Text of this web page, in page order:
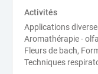
Activités
Applications
Aromathérapie -
Fleurs de bach,
Techniques